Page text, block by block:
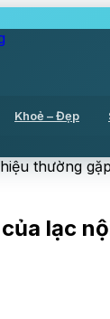
Khoẻ – Đẹp
thường
lạc